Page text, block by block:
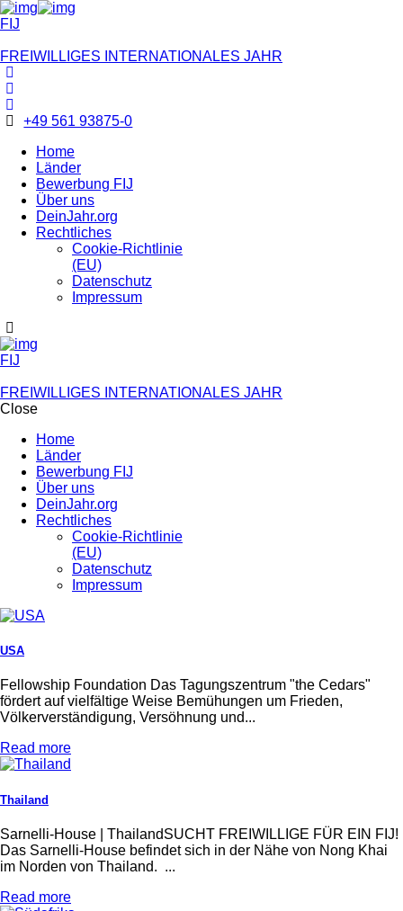
FIJ
FREIWILLIGES INTERNATIONALES JAHR
+49 561 93875-0
Home
Länder
Bewerbung FIJ
Über uns
DeinJahr.org
Rechtliches
Cookie-Richtlinie
(EU)
Datenschutz
Impressum
FIJ
FREIWILLIGES INTERNATIONALES JAHR
Close
Home
Länder
Bewerbung FIJ
Über uns
DeinJahr.org
Rechtliches
Cookie-Richtlinie
(EU)
Datenschutz
Impressum
USA
Fellowship Foundation Das Tagungszentrum "the Cedars"
fördert auf vielfältige Weise Bemühungen um Frieden,
Völkerverständigung, Versöhnung und...
Read more
Thailand
Sarnelli-House | ThailandSUCHT FREIWILLIGE FÜR EIN FIJ!
Das Sarnelli-House befindet sich in der Nähe von Nong Khai
im Norden von Thailand. ...
Read more